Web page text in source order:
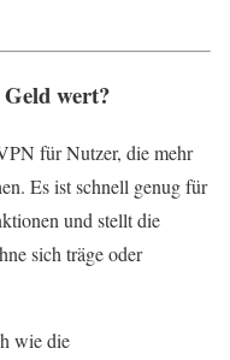
wert?
für Nutzer, die mehr
Es ist schnell genug für
und stellt die
sich träge oder
wie die